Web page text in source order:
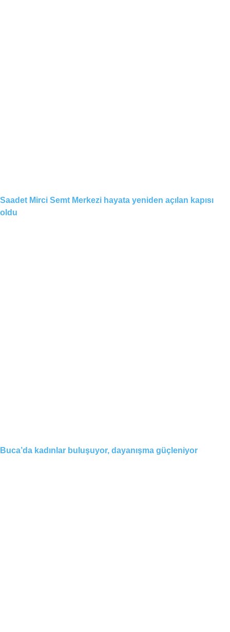
Saadet Mirci Semt Merkezi hayata yeniden açılan kapısı
oldu
Buca’da kadınlar buluşuyor, dayanışma güçleniyor